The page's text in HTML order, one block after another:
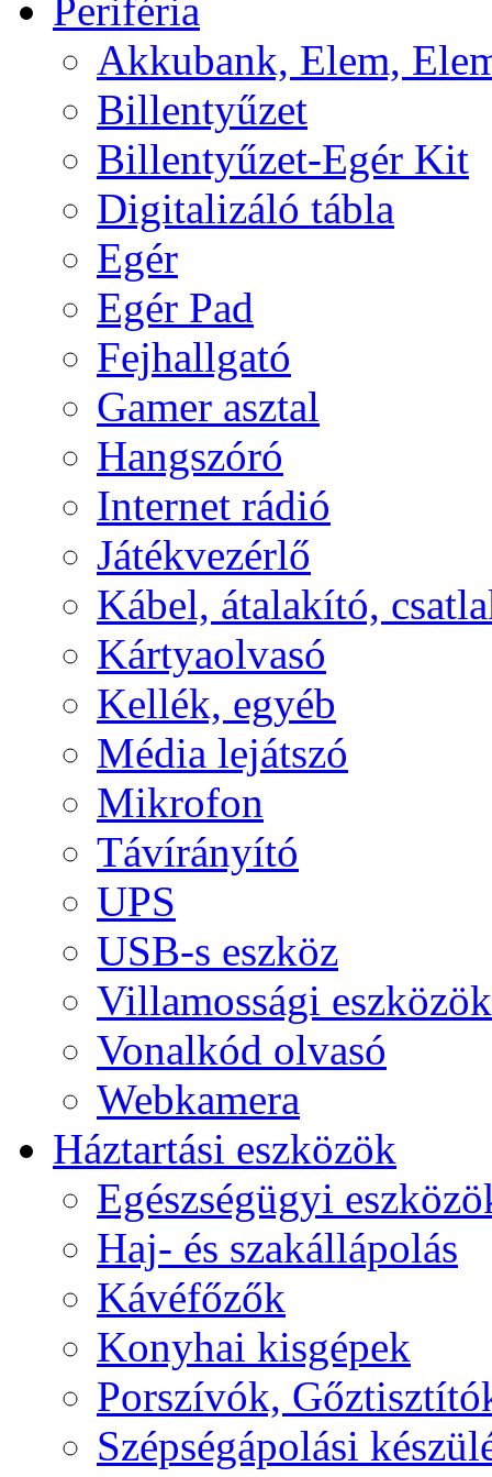
Periféria
Akkubank, Elem,
Billentyűzet
Billentyűzet-Egér Kit
Digitalizáló tábla
Egér
Egér Pad
Fejhallgató
Gamer asztal
Hangszóró
Internet rádió
Játékvezérlő
Kábel, átalakító,
Kártyaolvasó
Kellék, egyéb
Média lejátszó
Mikrofon
Távírányító
UPS
USB-s eszköz
Villamossági eszközök
Vonalkód olvasó
Webkamera
Háztartási eszközök
Egészségügyi
Haj- és szakállápolás
Kávéfőzők
Konyhai kisgépek
Porszívók,
Szépségápolási